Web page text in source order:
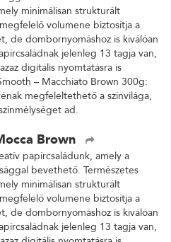
minimálisan strukturált
volumene biztosítja a
de dombornyomáshoz is kiválóan
jelenleg 13 tagja van,
digitális nyomtatásra is
– Macchiato Brown 300g:
megfeleltethető a színvilága,
ad.
Brown
papírcsaládunk, amely a
bevethető. Természetes
minimálisan strukturált
volumene biztosítja a
de dombornyomáshoz is kiválóan
jelenleg 13 tagja van,